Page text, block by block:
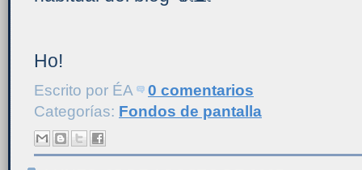
Ho!
Escrito por ÉA
0 comentarios
Categorías: Fondos de pantalla